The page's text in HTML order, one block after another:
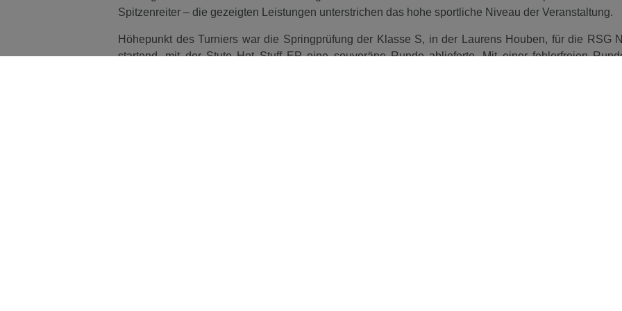
Spitzenreiter – die gezeigten Leistungen unterstrichen das hohe sportliche Niveau der Veranstaltung.
Höhepunkt des Turniers war die Springprüfung der Klasse S, in der Laurens Houben, für die RSG
startend, mit der Stute Hot Stuff EP eine souveräne Runde ablieferte. Mit einer fehlerfreien